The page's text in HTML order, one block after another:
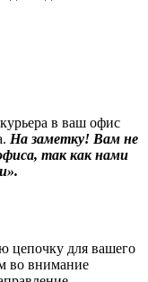
в ваш офис
На заметку! Вам не
так как нами
цепочку для вашего
во внимание